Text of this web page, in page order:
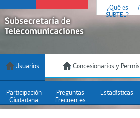
¿Qué es
SUBTEL?
Usuarios Concesionarios y
Participación
Ciudadana
Preguntas
Frecuentes
Estadísticas